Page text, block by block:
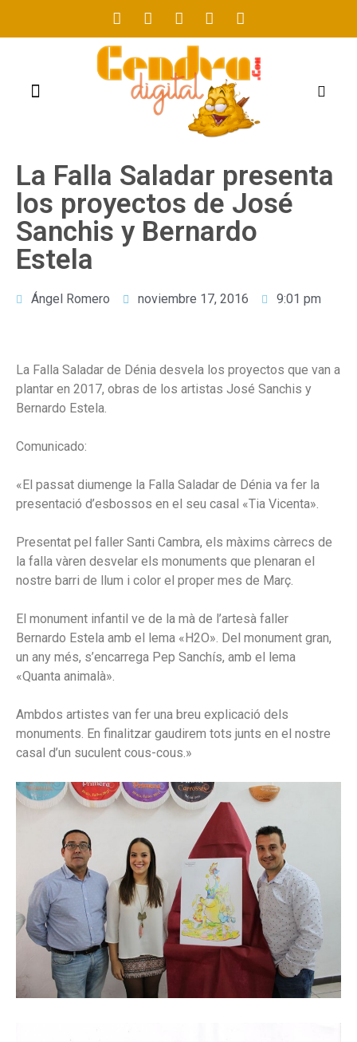
La Falla Saladar presenta
los proyectos de José
Sanchis y Bernardo
Estela
Ángel Romero noviembre 17, 2016 9:01 pm
La Falla Saladar de Dénia desvela los proyectos que van a
plantar en 2017, obras de los artistas José Sanchis y
Bernardo Estela.
Comunicado:
«El passat diumenge la Falla Saladar de Dénia va fer la
presentació d’esbossos en el seu casal «Tia Vicenta».
Presentat pel faller Santi Cambra, els màxims càrrecs de
la falla vàren desvelar els monuments que plenaran el
nostre barri de llum i color el proper mes de Març.
El monument infantil ve de la mà de l’artesà faller
Bernardo Estela amb el lema «H2O». Del monument gran,
un any més, s’encarrega Pep Sanchís, amb el lema
«Quanta animalà».
Ambdos artistes van fer una breu explicació dels
monuments. En finalitzar gaudirem tots junts en el nostre
casal d’un suculent cous-cous.»